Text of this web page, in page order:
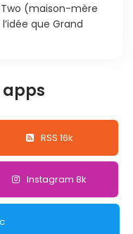
(maison-mère
que Grand
apps
RSS 16k
Instagram 8k